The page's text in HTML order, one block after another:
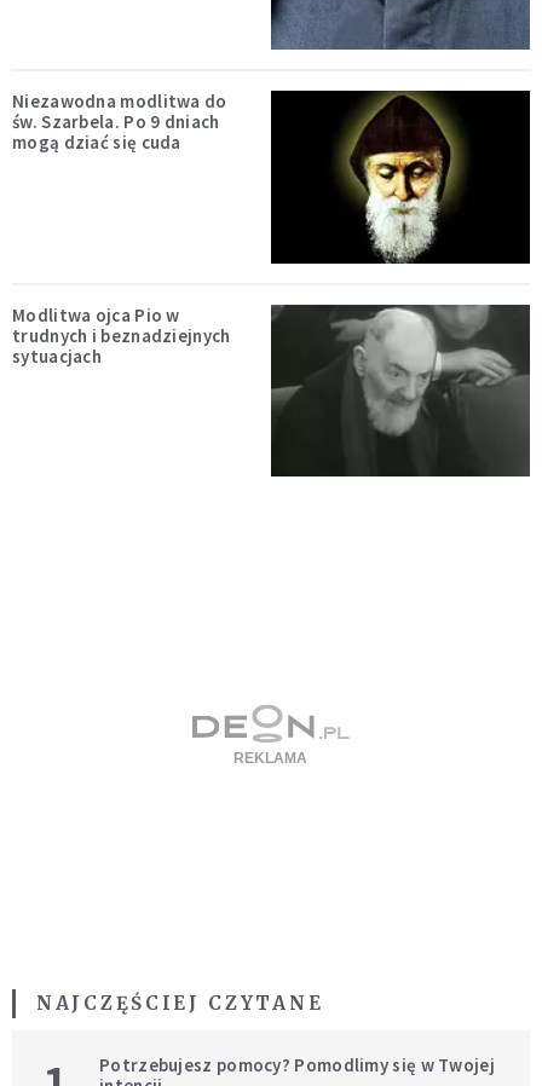
Niezawodna modlitwa do
św. Szarbela. Po 9 dniach
mogą dziać się cuda
Modlitwa ojca Pio w
trudnych i beznadziejnych
sytuacjach
NAJCZĘŚCIEJ CZYTANE
Potrzebujesz pomocy? Pomodlimy się w Twojej